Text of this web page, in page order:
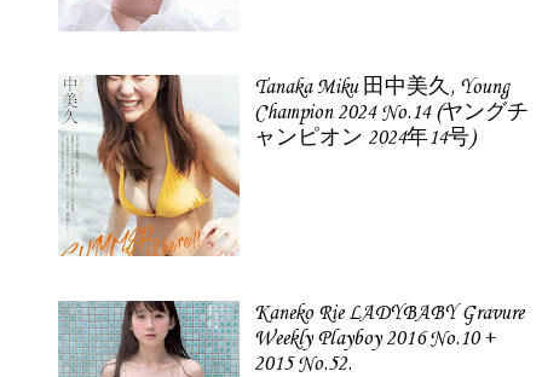
Tanaka Miku 田中美久, Young
Champion 2024 No.14 (ヤングチ
ャンピオン 2024年14号)
Kaneko Rie LADYBABY Gravure
Weekly Playboy 2016 No.10 +
2015 No.52.